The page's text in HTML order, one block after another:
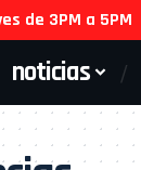
de 3PM a 5PM
noticias